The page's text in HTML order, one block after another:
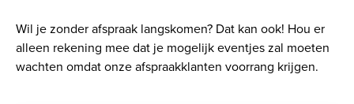
Wil je zonder afspraak langskomen? Dat kan ook! Hou er
alleen rekening mee dat je mogelijk eventjes zal moeten
wachten omdat onze afspraakklanten voorrang krijgen.